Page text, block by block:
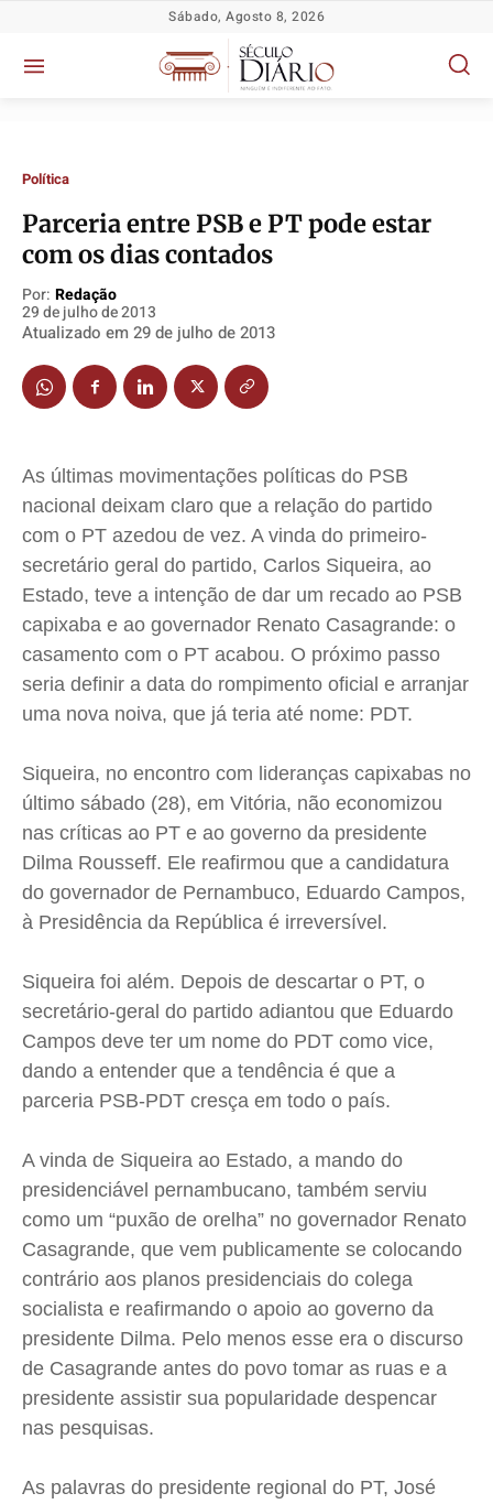
Política
Socioeconômicas
TV Século
Educação
Direitos
Economia
Cultura
Colunas
Jr Mignone (in memorian)
Wanda Sily
Publicidade Legal
Anuncie
Quem Somos
Expediente
Contato
Anuncie
Política
Socioeconômicas
TV Século
Educação
Direitos
Economia
Cultura
Colunas
Jr Mignone (in memorian)
Wanda Sily
Publicidade Legal
Anuncie
Quem Somos
Expediente
Contato
Anuncie
Política
Socioeconômicas
TV Século
Educação
Direitos
Economia
Cultura
Colunas
Jr Mignone (in memorian)
Wanda Sily
Publicidade Legal
Anuncie
Quem Somos
Expediente
Contato
Anuncie
Política
Socioeconômicas
TV Século
Educação
Direitos
Economia
Cultura
Colunas
Jr Mignone (in memorian)
Wanda Sily
Publicidade Legal
Anuncie
Quem Somos
Expediente
Contato
Anuncie
Sábado, Agosto 8, 2026
Política
Parceria entre PSB e PT pode estar
com os dias contados
Por: Redação
29 de julho de 2013
Atualizado em 29 de julho de 2013
As últimas movimentações políticas do PSB
nacional deixam claro que a relação do partido
com o PT azedou de vez. A vinda do primeiro-
secretário geral do partido, Carlos Siqueira, ao
Estado, teve a intenção de dar um recado ao PSB
capixaba e ao governador Renato Casagrande: o
casamento com o PT acabou. O próximo passo
seria definir a data do rompimento oficial e arranjar
uma nova noiva, que já teria até nome: PDT.
Siqueira, no encontro com lideranças capixabas no
último sábado (28), em Vitória, não economizou
nas críticas ao PT e ao governo da presidente
Dilma Rousseff. Ele reafirmou que a candidatura
do governador de Pernambuco, Eduardo Campos,
à Presidência da República é irreversível.
Siqueira foi além. Depois de descartar o PT, o
secretário-geral do partido adiantou que Eduardo
Campos deve ter um nome do PDT como vice,
dando a entender que a tendência é que a
parceria PSB-PDT cresça em todo o país.
A vinda de Siqueira ao Estado, a mando do
presidenciável pernambucano, também serviu
como um “puxão de orelha” no governador Renato
Casagrande, que vem publicamente se colocando
contrário aos planos presidenciais do colega
socialista e reafirmando o apoio ao governo da
presidente Dilma. Pelo menos esse era o discurso
de Casagrande antes do povo tomar as ruas e a
presidente assistir sua popularidade despencar
nas pesquisas.
As palavras do presidente regional do PT, José